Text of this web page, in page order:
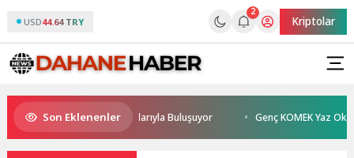
USD44.64 TRY
2
Kriptolar
Son Eklenenler
Sönmez TESAK’ta Okurlarıyla Buluşuyor Genç KOMEK Yaz Okulu